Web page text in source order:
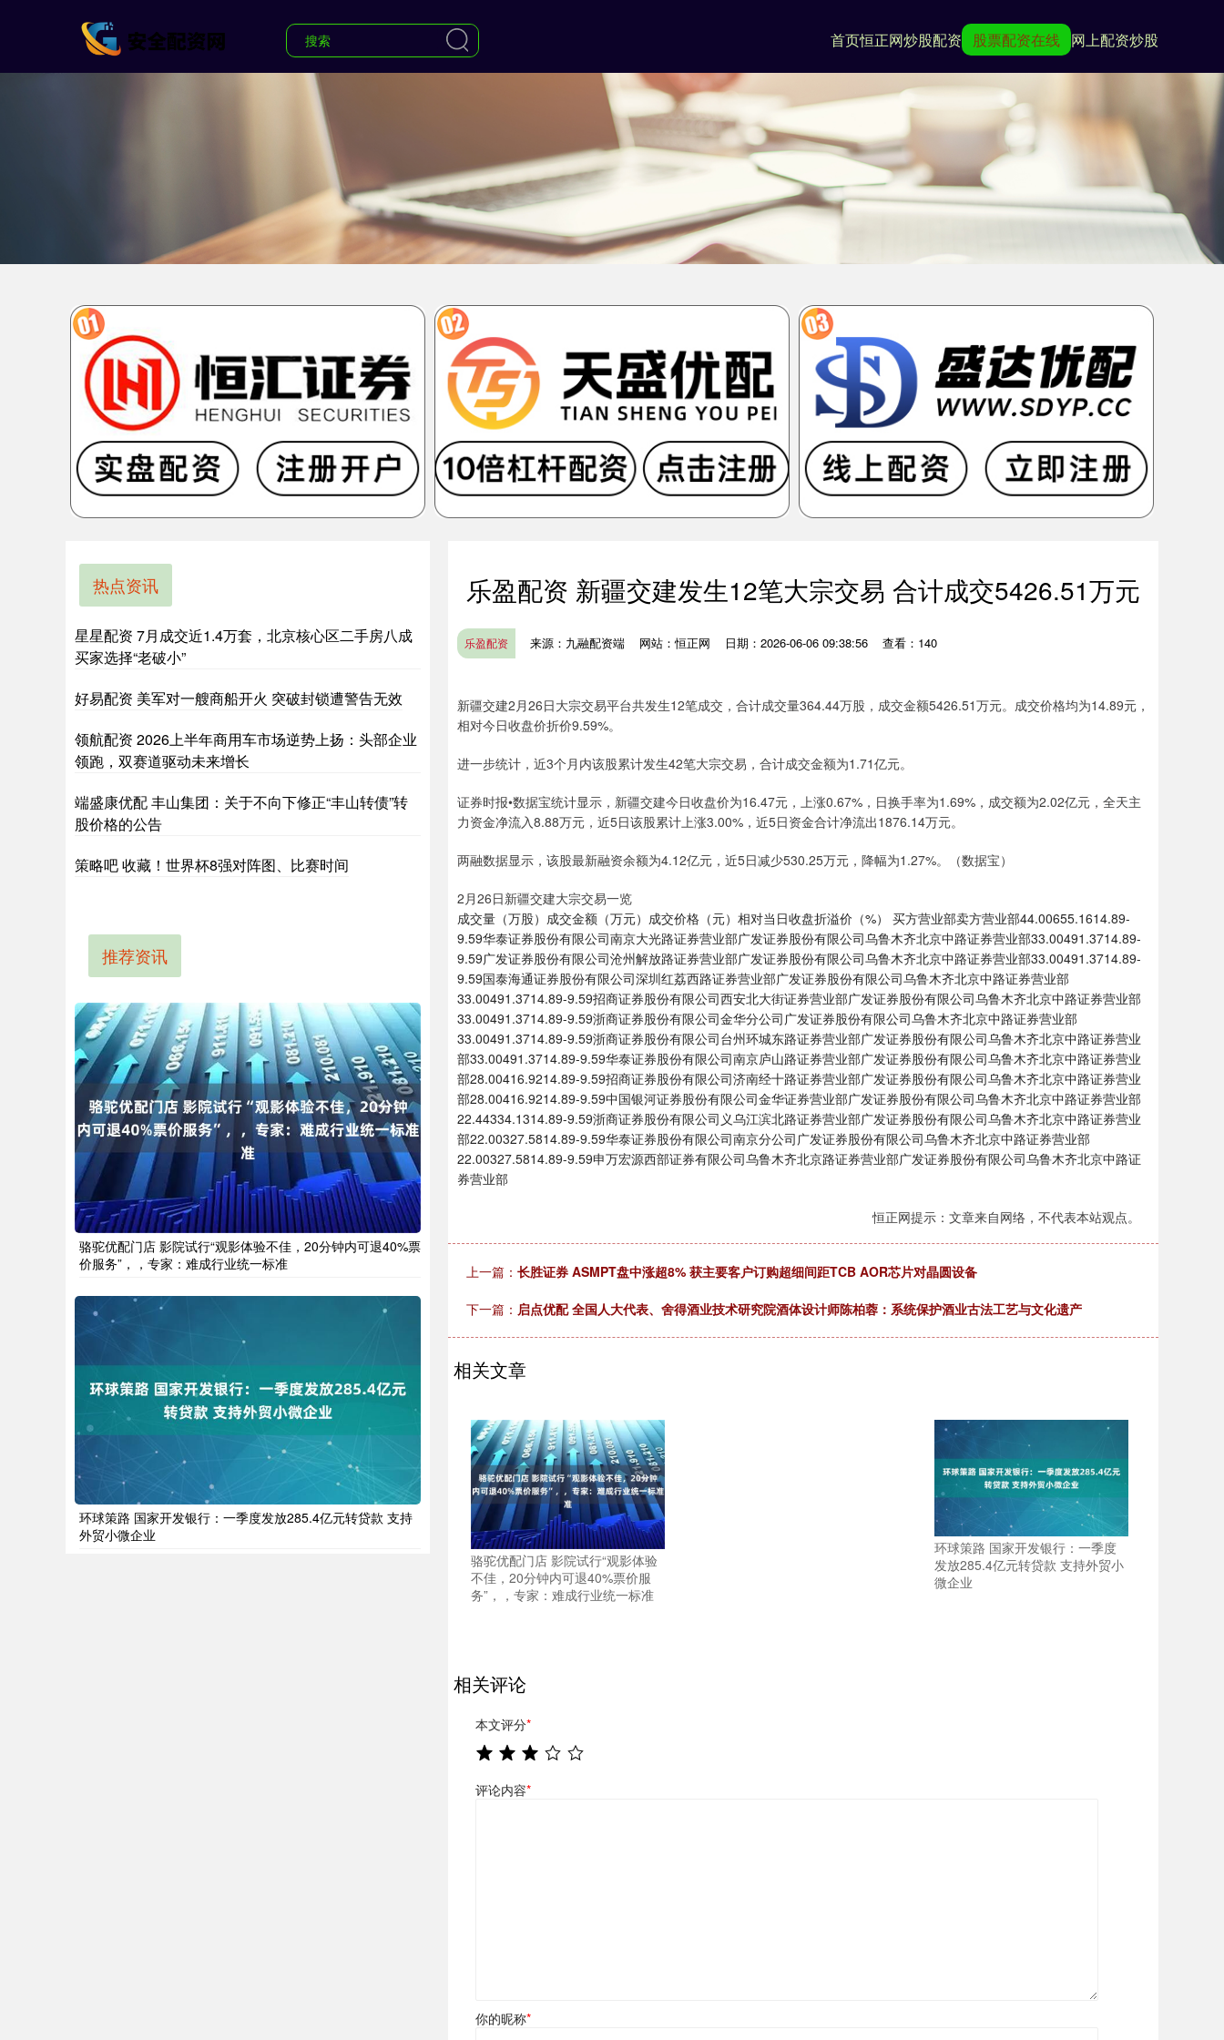
首页恒正网炒股配资 股票配资在线 网上配资炒股
乐盈配资 新疆交建发生12笔大宗交易 合计成交5426.51万元
乐盈配资 来源：九融配资端 网站：恒正网 日期：2026-06-06 09:38:56 查看：140
新疆交建2月26日大宗交易平台共发生12笔成交，合计成交量364.44万股，成交金额5426.51万元。成交价格均为14.89元，
相对今日收盘价折价9.59%。
进一步统计，近3个月内该股累计发生42笔大宗交易，合计成交金额为1.71亿元。
证券时报•数据宝统计显示，新疆交建今日收盘价为16.47元，上涨0.67%，日换手率为1.69%，成交额为2.02亿元，全天主
力资金净流入8.88万元，近5日该股累计上涨3.00%，近5日资金合计净流出1876.14万元。
两融数据显示，该股最新融资余额为4.12亿元，近5日减少530.25万元，降幅为1.27%。（数据宝）
2月26日新疆交建大宗交易一览
成交量（万股）成交金额（万元）成交价格（元）相对当日收盘折溢价（%） 买方营业部卖方营业部44.00655.1614.89-
9.59华泰证券股份有限公司南京大光路证券营业部广发证券股份有限公司乌鲁木齐北京中路证券营业部33.00491.3714.89-
9.59广发证券股份有限公司沧州解放路证券营业部广发证券股份有限公司乌鲁木齐北京中路证券营业部33.00491.3714.89-
9.59国泰海通证券股份有限公司深圳红荔西路证券营业部广发证券股份有限公司乌鲁木齐北京中路证券营业部
33.00491.3714.89-9.59招商证券股份有限公司西安北大街证券营业部广发证券股份有限公司乌鲁木齐北京中路证券营业部
33.00491.3714.89-9.59浙商证券股份有限公司金华分公司广发证券股份有限公司乌鲁木齐北京中路证券营业部
33.00491.3714.89-9.59浙商证券股份有限公司台州环城东路证券营业部广发证券股份有限公司乌鲁木齐北京中路证券营业
部33.00491.3714.89-9.59华泰证券股份有限公司南京庐山路证券营业部广发证券股份有限公司乌鲁木齐北京中路证券营业
部28.00416.9214.89-9.59招商证券股份有限公司济南经十路证券营业部广发证券股份有限公司乌鲁木齐北京中路证券营业
部28.00416.9214.89-9.59中国银河证券股份有限公司金华证券营业部广发证券股份有限公司乌鲁木齐北京中路证券营业部
22.44334.1314.89-9.59浙商证券股份有限公司义乌江滨北路证券营业部广发证券股份有限公司乌鲁木齐北京中路证券营业
部22.00327.5814.89-9.59华泰证券股份有限公司南京分公司广发证券股份有限公司乌鲁木齐北京中路证券营业部
22.00327.5814.89-9.59申万宏源西部证券有限公司乌鲁木齐北京路证券营业部广发证券股份有限公司乌鲁木齐北京中路证
券营业部
恒正网提示：文章来自网络，不代表本站观点。
上一篇： 长胜证券 ASMPT盘中涨超8% 获主要客户订购超细间距TCB AOR芯片对晶圆设备
下一篇： 启点优配 全国人大代表、舍得酒业技术研究院酒体设计师陈柏蓉：系统保护酒业古法工艺与文化遗产
相关文章
骆驼优配门店 影院试行“观影体验
不佳，20分钟内可退40%票价服
务”，，专家：难成行业统一标准
环球策路 国家开发银行：一季度
发放285.4亿元转贷款 支持外贸小
微企业
相关评论
本文评分*
评论内容*
你的昵称*
热点资讯
星星配资 7月成交近1.4万套，北京核心区二手房八成
买家选择“老破小”
好易配资 美军对一艘商船开火 突破封锁遭警告无效
领航配资 2026上半年商用车市场逆势上扬：头部企业
领跑，双赛道驱动未来增长
端盛康优配 丰山集团：关于不向下修正“丰山转债”转
股价格的公告
策略吧 收藏！世界杯8强对阵图、比赛时间
推荐资讯
骆驼优配门店 影院试行“观影体验不佳，20分钟内可退40%票
价服务”，，专家：难成行业统一标准
环球策路 国家开发银行：一季度发放285.4亿元转贷款 支持
外贸小微企业